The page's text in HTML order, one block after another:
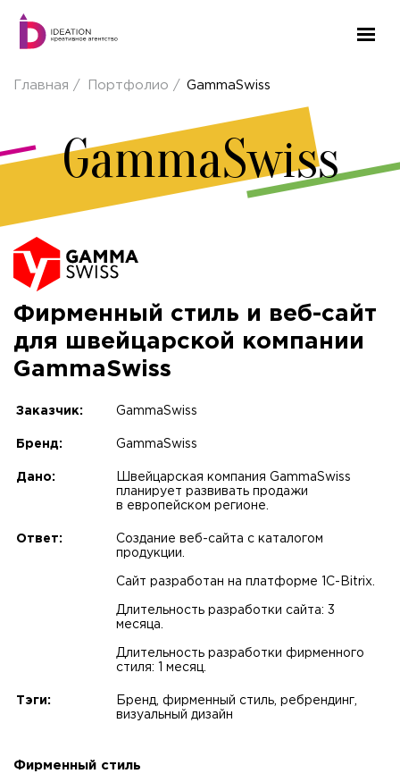
Главная Портфолио GammaSwiss
GammaSwiss
Фирменный стиль и веб-сайт
для швейцарской компании
GammaSwiss
Заказчик: GammaSwiss
Бренд: GammaSwiss
Дано:
Швейцарская компания GammaSwiss
планирует развивать продажи
в европейском регионе.
Ответ:
Создание веб-сайта с каталогом
продукции.
Сайт разработан на платформе 1С-Bitrix.
Длительность разработки сайта: 3
месяца.
Длительность разработки фирменного
стиля: 1 месяц.
Тэги:
Бренд, фирменный стиль, ребрендинг,
визуальный дизайн
Фирменный стиль